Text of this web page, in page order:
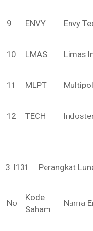
9 ENVY Envy
10 LMAS Limas
11 MLPT
12 TECH
3 I131 Perangkat
No
Kode
Saham
Nama